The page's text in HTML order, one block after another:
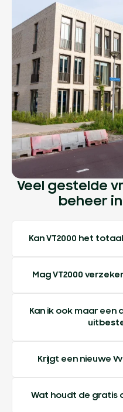
Veel gestelde
beheer
Kan VT2000 het
Mag VT2000
Kan ik ook maar een
Krijgt een nieuwe
Wat houdt de gratis